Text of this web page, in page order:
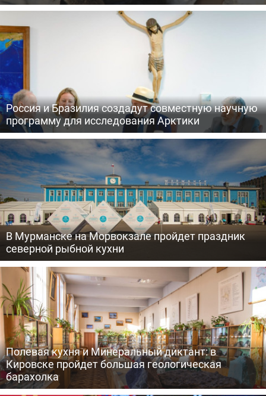
Россия и Бразилия создадут совместную научную
программу для исследования Арктики
В Мурманске на Морвокзале пройдет праздник
северной рыбной кухни
Полевая кухня и Минеральный диктант: в
Кировске пройдет большая геологическая
барахолка